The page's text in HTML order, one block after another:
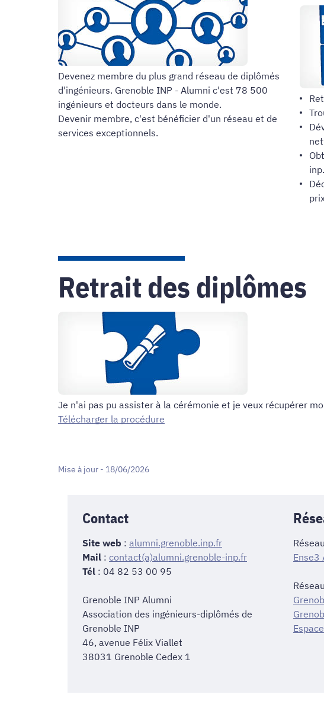
Devenez membre du plus grand réseau de diplômés
d'ingénieurs. Grenoble INP - Alumni c'est 78 500
ingénieurs et docteurs dans le monde.
Devenir membre, c'est bénéficier d'un réseau et de
services exceptionnels.
Retrait des diplômes
Je n'ai pas pu assister à la cérémonie et je veux récupérer
Télécharger la procédure
Mise à jour - 18/06/2026
Contact
Site web : alumni.grenoble.inp.fr
Mail : contact(a)alumni.grenoble-inp.fr
Tél : 04 82 53 00 95
Grenoble INP Alumni
Association des ingénieurs-diplômés de
Grenoble INP
46, avenue Félix Viallet
38031 Grenoble Cedex 1
Ense3